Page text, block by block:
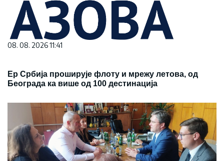
08. 08. 2026 11:41
Ер Србија проширује флоту и мрежу летова, од
Београда ка више од 100 дестинација